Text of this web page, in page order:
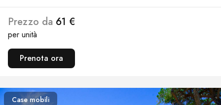
Prezzo da 61 €
per unità
Prenota ora
Case mobili